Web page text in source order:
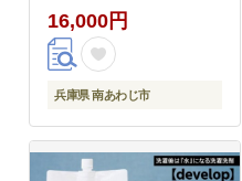
16,000円
兵庫県 南あわじ市